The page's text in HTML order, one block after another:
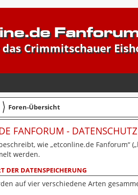
Crimmitschauer
〉 Foren-Übersicht
FANFORUM -
wie „etconline.de Fanforum“
werden.
DER DATENSPEICHERUNG
auf vier verschiedene Arten